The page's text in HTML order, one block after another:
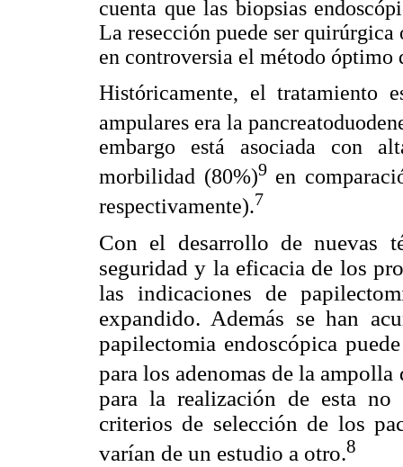
cuenta que las biopsias
La resección puede ser quirúrgica
en controversia el método óptimo
Históricamente, el tratamiento
ampulares era la
embargo está asociada con
morbilidad (80%)9 en
respectivamente).7
Con el desarrollo de nuevas
seguridad y la eficacia de los
las indicaciones de
expandido. Además se han
papilectomia endoscópica
para los adenomas de la ampolla
para la realización de esta no
criterios de selección de los
varían de un estudio a otro.8